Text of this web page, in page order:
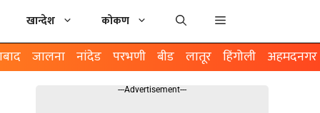
खान्देश कोकण
जालना नांदेड परभणी बीड लातूर हिंगोली अहमदनगर
---Advertisement---